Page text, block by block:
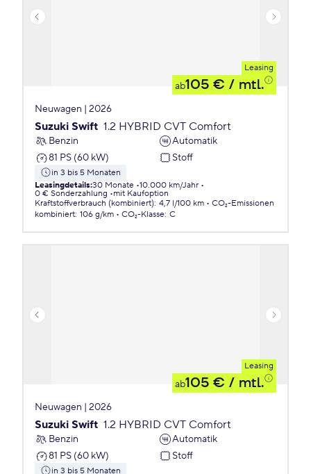
Leasing
ab105 € / mtl.
Neuwagen | 2026
Suzuki Swift 1.2 HYBRID CVT Comfort
Benzin
Automatik
81 PS (60 kW)
Stoff
in 3 bis 5 Monaten
Leasingdetails:30 Monate 10.000 km/Jahr
0 € Sonderzahlung
mit Kaufoption
Kraftstoffverbrauch (kombiniert): 4,7 l/100 km
CO₂-Emissionen
kombiniert: 106 g/km CO₂-Klasse: C
Leasing
ab105 € / mtl.
Neuwagen | 2026
Suzuki Swift 1.2 HYBRID CVT Comfort
Benzin
Automatik
81 PS (60 kW)
Stoff
in 3 bis 5 Monaten